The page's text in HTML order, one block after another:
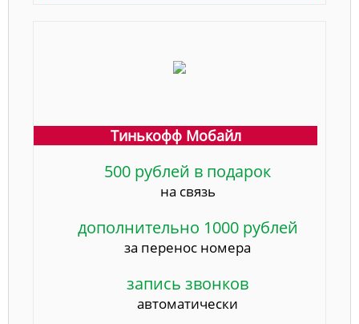
Тинькофф Мобайл
500 рублей в подарок
на связь
дополнительно 1000 рублей
за перенос номера
запись звонков
автоматически